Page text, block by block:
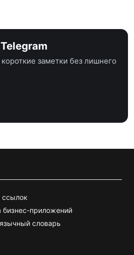
заметки без лишнего
ссылок
бизнес-приложений
словарь